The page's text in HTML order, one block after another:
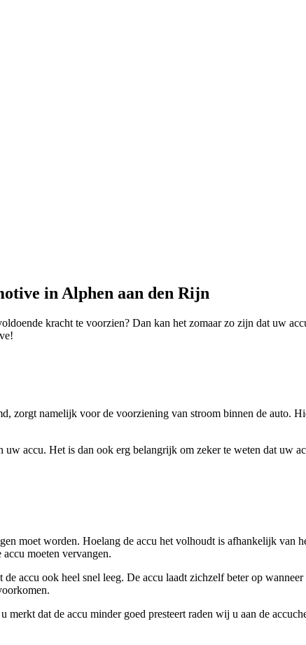
in Alphen aan den Rijn
kracht te voorzien? Dan kan het zomaar zo zijn dat uw
zorgt namelijk voor de voorziening van stroom binnen de auto.
accu. Het is dan ook erg belangrijk om zeker te weten dat uw
moet worden. Hoelang de accu het volhoudt is afhankelijk van
moeten vervangen.
accu ook heel snel leeg. De accu laadt zichzelf beter op
dat de accu minder goed presteert raden wij u aan de